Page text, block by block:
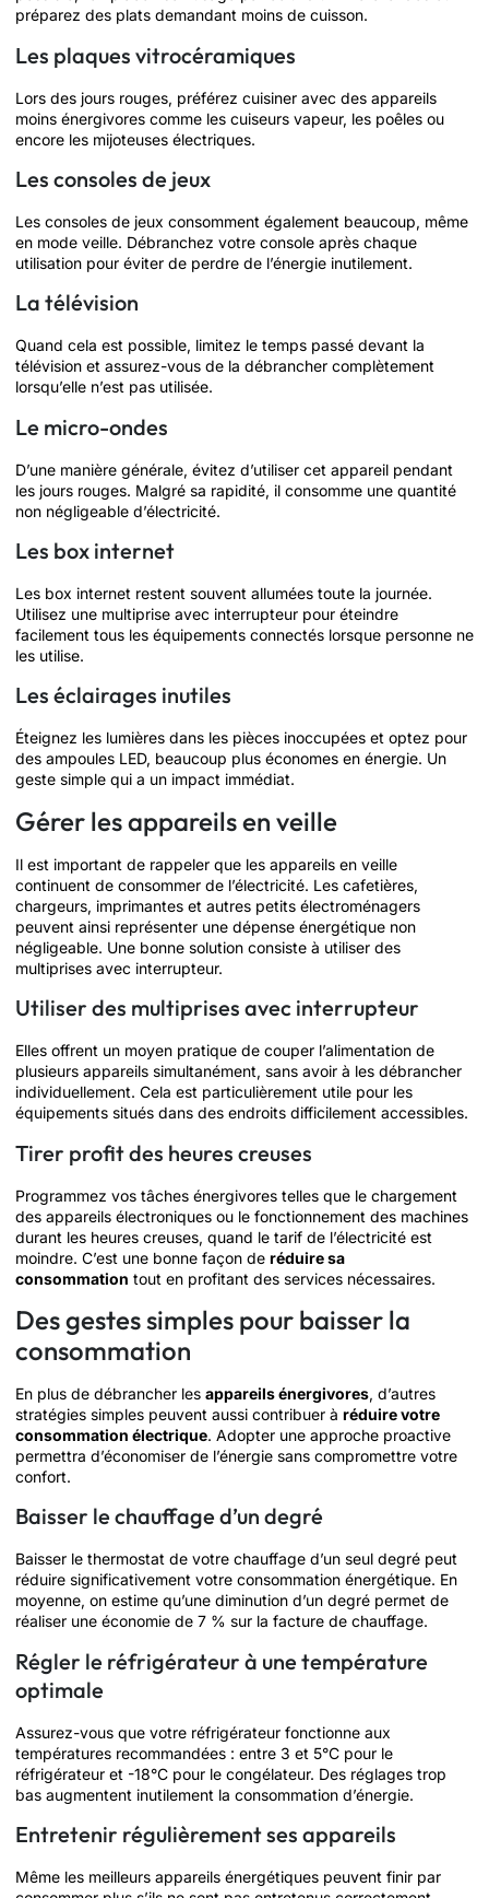
préparez des plats demandant moins de cuisson.
Les plaques vitrocéramiques
Lors des jours rouges, préférez cuisiner avec des appareils
moins énergivores comme les cuiseurs vapeur, les poêles ou
encore les mijoteuses électriques.
Les consoles de jeux
Les consoles de jeux consomment également beaucoup, même
en mode veille. Débranchez votre console après chaque
utilisation pour éviter de perdre de l’énergie inutilement.
La télévision
Quand cela est possible, limitez le temps passé devant la
télévision et assurez-vous de la débrancher complètement
lorsqu’elle n’est pas utilisée.
Le micro-ondes
D’une manière générale, évitez d’utiliser cet appareil pendant
les jours rouges. Malgré sa rapidité, il consomme une quantité
non négligeable d’électricité.
Les box internet
Les box internet restent souvent allumées toute la journée.
Utilisez une multiprise avec interrupteur pour éteindre
facilement tous les équipements connectés lorsque personne ne
les utilise.
Les éclairages inutiles
Éteignez les lumières dans les pièces inoccupées et optez pour
des ampoules LED, beaucoup plus économes en énergie. Un
geste simple qui a un impact immédiat.
Gérer les appareils en veille
Il est important de rappeler que les appareils en veille
continuent de consommer de l’électricité. Les cafetières,
chargeurs, imprimantes et autres petits électroménagers
peuvent ainsi représenter une dépense énergétique non
négligeable. Une bonne solution consiste à utiliser des
multiprises avec interrupteur.
Utiliser des multiprises avec interrupteur
Elles offrent un moyen pratique de couper l’alimentation de
plusieurs appareils simultanément, sans avoir à les débrancher
individuellement. Cela est particulièrement utile pour les
équipements situés dans des endroits difficilement accessibles.
Tirer profit des heures creuses
Programmez vos tâches énergivores telles que le chargement
des appareils électroniques ou le fonctionnement des machines
durant les heures creuses, quand le tarif de l’électricité est
moindre. C’est une bonne façon de réduire sa
consommation tout en profitant des services nécessaires.
Des gestes simples pour baisser la
consommation
En plus de débrancher les appareils énergivores, d’autres
stratégies simples peuvent aussi contribuer à réduire votre
consommation électrique. Adopter une approche proactive
permettra d’économiser de l’énergie sans compromettre votre
confort.
Baisser le chauffage d’un degré
Baisser le thermostat de votre chauffage d’un seul degré peut
réduire significativement votre consommation énergétique. En
moyenne, on estime qu’une diminution d’un degré permet de
réaliser une économie de 7 % sur la facture de chauffage.
Régler le réfrigérateur à une température
optimale
Assurez-vous que votre réfrigérateur fonctionne aux
températures recommandées : entre 3 et 5°C pour le
réfrigérateur et -18°C pour le congélateur. Des réglages trop
bas augmentent inutilement la consommation d’énergie.
Entretenir régulièrement ses appareils
Même les meilleurs appareils énergétiques peuvent finir par